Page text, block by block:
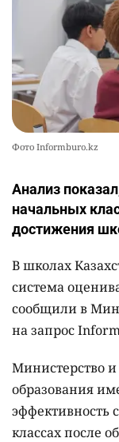
Фото Informburo.kz
Анализ
начальных
достижения
В школах
система
сообщили в
на запрос
Министерство
образования
эффективность
классах после